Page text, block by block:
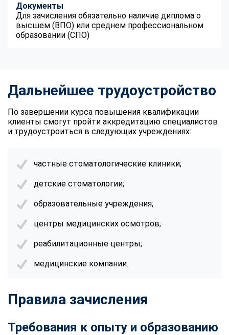
Документы
Для зачисления обязательно наличие диплома о
высшем (ВПО) или среднем профессиональном
образовании (СПО)
Дальнейшее трудоустройство
По завершении курса повышения квалификации
клиенты смогут пройти аккредитацию специалистов
и трудоустроиться в следующих учреждениях:
частные стоматологические клиники;
детские стоматологии;
образовательные учреждения;
центры медицинских осмотров;
реабилитационные центры;
медицинские компании.
Правила зачисления
Требования к опыту и образованию